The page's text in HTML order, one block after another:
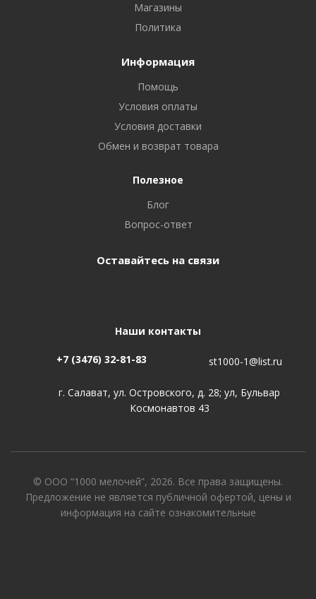
Магазины
Политика
Информация
Помощь
Условия оплаты
Условия доставки
Обмен и возврат товара
Полезное
Блог
Вопрос-ответ
Оставайтесь на связи
Наши контакты
+7 (3476) 32-81-83 st1000-1@list.ru
г. Салават, ул. Островского, д. 28; ул, Бульвар
Космонавтов 43
© ООО “1000 мелочей”, 2026. Все права защищены.
Предложение не является публичной офертой, цены и
информация на сайте ознакомительные